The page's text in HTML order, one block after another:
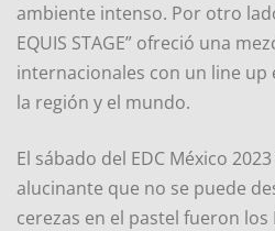
ambiente intenso. Por otro
EQUIS STAGE” ofreció una
internacionales con un line up
la región y el mundo.
El sábado del EDC México
alucinante que no se puede
cerezas en el pastel fueron los